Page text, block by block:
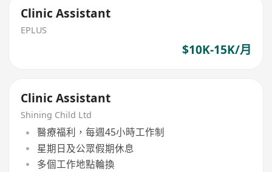
Clinic Assistant
EPLUS
$10K-15K/月
Clinic Assistant
Shining Child Ltd
醫療福利，每週45小時工作制
星期日及公眾假期休息
多個工作地點輪換